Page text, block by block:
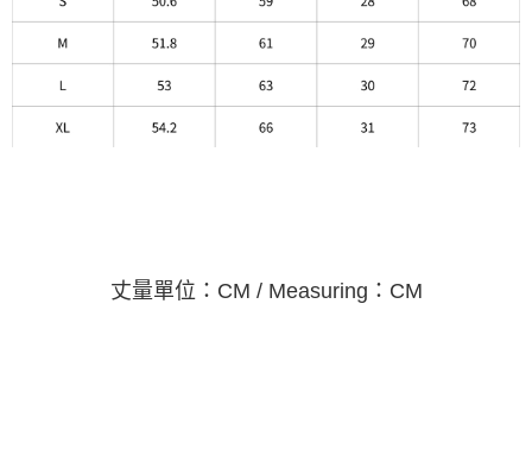
丈量單位：CM / Measuring：CM